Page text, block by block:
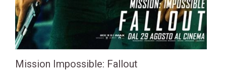
Mission Impossible: Fallout